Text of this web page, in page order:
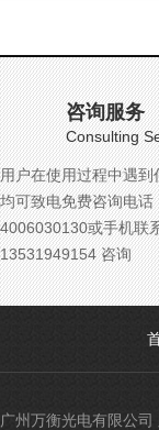
咨询服务
Consulting
用户在使用过程中遇到
均可致电免费咨询电话
4006030130或手机联
13531949154 咨询
广州万衡光电有限公司